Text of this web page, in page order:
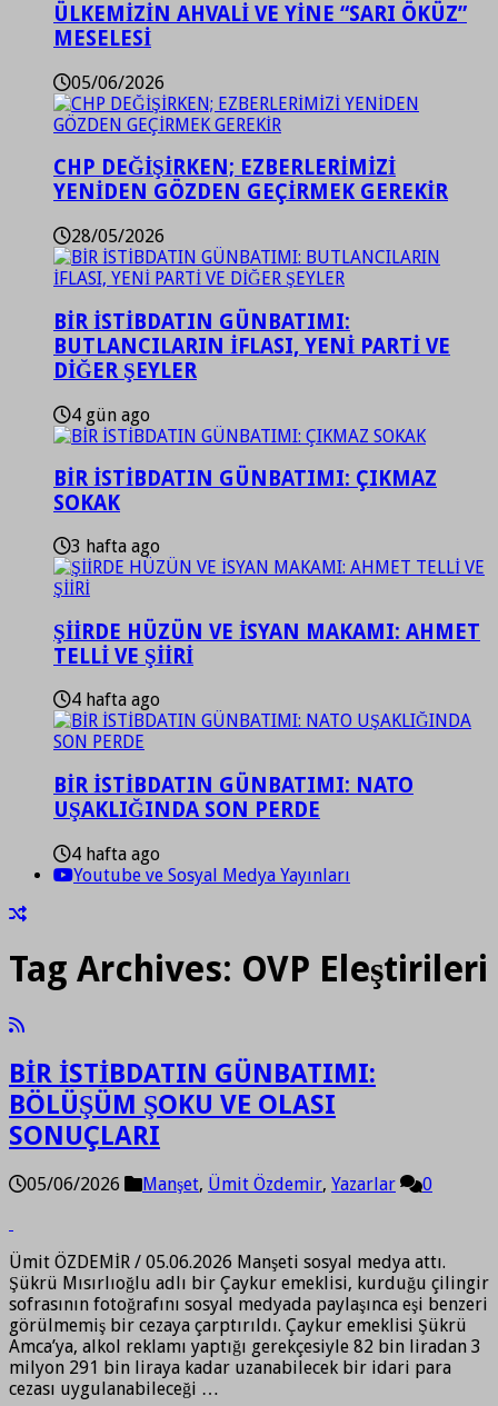
ÜLKEMİZİN AHVALİ VE YİNE “SARI ÖKÜZ”
MESELESİ
05/06/2026
CHP DEĞİŞİRKEN; EZBERLERİMİZİ
YENİDEN GÖZDEN GEÇİRMEK GEREKİR
28/05/2026
BİR İSTİBDATIN GÜNBATIMI:
BUTLANCILARIN İFLASI, YENİ PARTİ VE
DİĞER ŞEYLER
4 gün ago
BİR İSTİBDATIN GÜNBATIMI: ÇIKMAZ
SOKAK
3 hafta ago
ŞİİRDE HÜZÜN VE İSYAN MAKAMI: AHMET
TELLİ VE ŞİİRİ
4 hafta ago
BİR İSTİBDATIN GÜNBATIMI: NATO
UŞAKLIĞINDA SON PERDE
4 hafta ago
Youtube ve Sosyal Medya Yayınları
Tag Archives: OVP Eleştirileri
BİR İSTİBDATIN GÜNBATIMI:
BÖLÜŞÜM ŞOKU VE OLASI
SONUÇLARI
05/06/2026 Manşet, Ümit Özdemir, Yazarlar 0
Ümit ÖZDEMİR / 05.06.2026 Manşeti sosyal medya attı.
Şükrü Mısırlıoğlu adlı bir Çaykur emeklisi, kurduğu çilingir
sofrasının fotoğrafını sosyal medyada paylaşınca eşi benzeri
görülmemiş bir cezaya çarptırıldı. Çaykur emeklisi Şükrü
Amca’ya, alkol reklamı yaptığı gerekçesiyle 82 bin liradan 3
milyon 291 bin liraya kadar uzanabilecek bir idari para
cezası uygulanabileceği …